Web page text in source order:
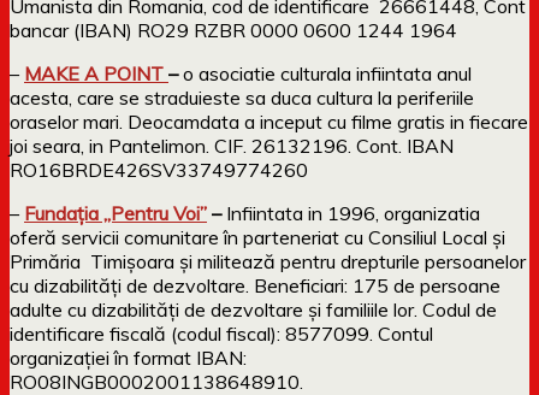
Umanista din Romania, cod de identificare 26661448, Cont
bancar (IBAN) RO29 RZBR 0000 0600 1244 1964
– MAKE A POINT –o asociatie culturala infiintata anul
acesta, care se straduieste sa duca cultura la periferiile
oraselor mari. Deocamdata a inceput cu filme gratis in fiecare
joi seara, in Pantelimon. CIF. 26132196. Cont. IBAN
RO16BRDE426SV33749774260
– Fundaţia „Pentru Voi” – Infiintata in 1996, organizatia
oferă servicii comunitare în parteneriat cu Consiliul Local şi
Primăria Timişoara şi militează pentru drepturile persoanelor
cu dizabilităţi de dezvoltare. Beneficiari: 175 de persoane
adulte cu dizabilităţi de dezvoltare şi familiile lor. Codul de
identificare fiscală (codul fiscal): 8577099. Contul
organizaţiei în format IBAN:
RO08INGB0002001138648910.